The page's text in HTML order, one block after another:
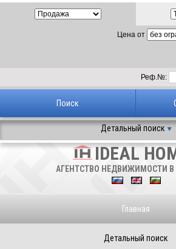
Цена от
Реф.№:
Детальный поиск
IDEAL
АГЕНТСТВО НЕДВИЖИМОСТИ В
Главная
Детальный поиск